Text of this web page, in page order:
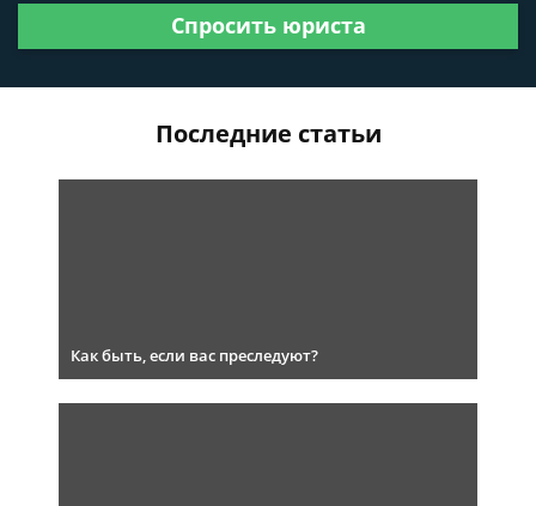
Спросить юриста
Последние статьи
Как быть, если вас преследуют?